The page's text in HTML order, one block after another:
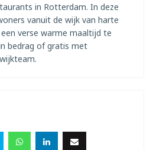
in Rotterdam. In deze
vanuit de wijk van harte
verse warme maaltijd te
bedrag of gratis met